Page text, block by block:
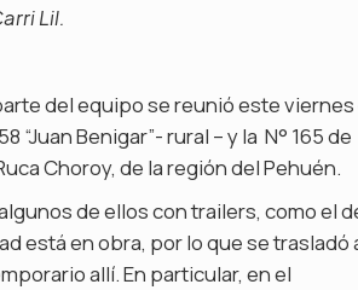
Lil.
del equipo se reunió este viernes
Benigar”- rural – y la N° 165 de
Choroy, de la región del Pehuén.
de ellos con trailers, como el
está en obra, por lo que se trasladó
allí. En particular, en el